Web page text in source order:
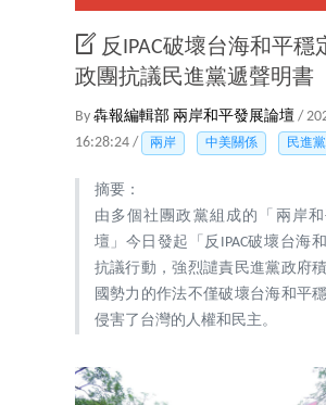
反IPAC破壞台海和平穩
政團抗議民進黨遞聲明書
By 犇報編輯部 兩岸和平發展論壇 /
16:28:24 /
兩岸 中美關係 民進黨
摘要：
由多個社團政黨組成的「兩岸
壇」今日發起「反IPAC破壞台海和
抗議行動，強烈譴責民進黨政府
國勢力的作法不僅破壞台海和平
侵害了台灣的人權和民主。